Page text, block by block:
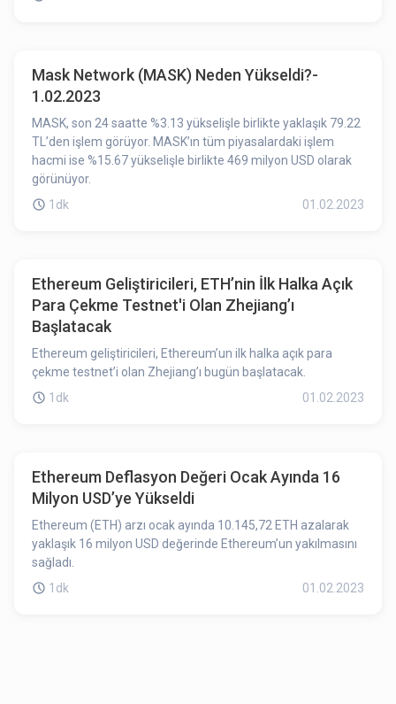
Mask Network (MASK) Neden Yükseldi?-
1.02.2023
MASK, son 24 saatte %3.13 yükselişle birlikte yaklaşık 79.22
TL’den işlem görüyor. MASK’ın tüm piyasalardaki işlem
hacmi ise %15.67 yükselişle birlikte 469 milyon USD olarak
görünüyor.
1dk
01.02.2023
Ethereum Geliştiricileri, ETH’nin İlk Halka Açık
Para Çekme Testnet'i Olan Zhejiang’ı
Başlatacak
Ethereum geliştiricileri, Ethereum’un ilk halka açık para
çekme testnet’i olan Zhejiang’ı bugün başlatacak.
1dk
01.02.2023
Ethereum Deflasyon Değeri Ocak Ayında 16
Milyon USD’ye Yükseldi
Ethereum (ETH) arzı ocak ayında 10.145,72 ETH azalarak
yaklaşık 16 milyon USD değerinde Ethereum’un yakılmasını
sağladı.
1dk
01.02.2023